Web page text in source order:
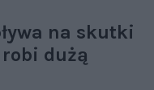
na skutki
dużą